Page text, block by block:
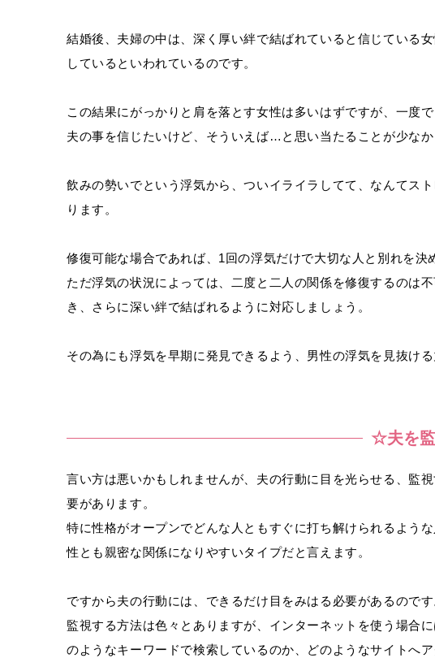
結婚後、夫婦の中は、深く厚い絆で結ばれていると信じている
しているといわれているのです。
この結果にがっかりと肩を落とす女性は多いはずですが、一度
夫の事を信じたいけど、そういえば…と思い当たることが少なか
飲みの勢いでという浮気から、ついイライラしてて、なんてス
ります。
修復可能な場合であれば、1回の浮気だけで大切な人と別れを決
ただ浮気の状況によっては、二度と二人の関係を修復するのは
き、さらに深い絆で結ばれるように対応しましょう。
その為にも浮気を早期に発見できるよう、男性の浮気を見抜け
☆夫を
言い方は悪いかもしれませんが、夫の行動に目を光らせる、監
要があります。
特に性格がオープンでどんな人ともすぐに打ち解けられるよう
性とも親密な関係になりやすいタイプだと言えます。
ですから夫の行動には、できるだけ目をみはる必要があるのです
監視する方法は色々とありますが、インターネットを使う場合
のようなキーワードで検索しているのか、どのようなサイトへア